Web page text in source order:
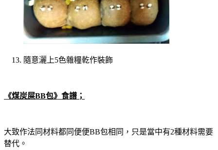
隨意灑上5色雜糧乾作裝飾
《煤炭屎BB包》食譜；
大致作法同材料都同便便BB包相同，只是當中有2種材料需要
替代。